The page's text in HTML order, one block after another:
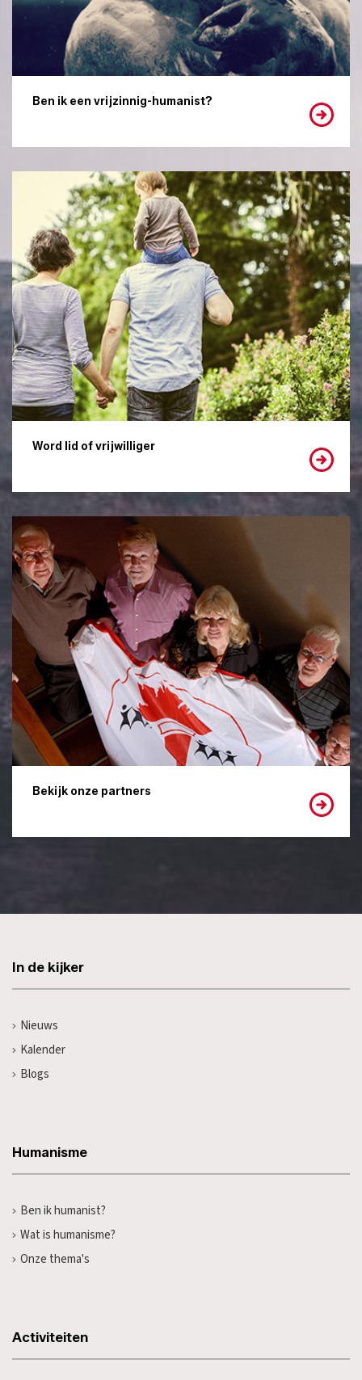
Ben ik een vrijzinnig-humanist?
Word lid of vrijwilliger
Bekijk onze partners
In de kijker
Nieuws
Kalender
Blogs
Humanisme
Ben ik humanist?
Wat is humanisme?
Onze thema's
Activiteiten